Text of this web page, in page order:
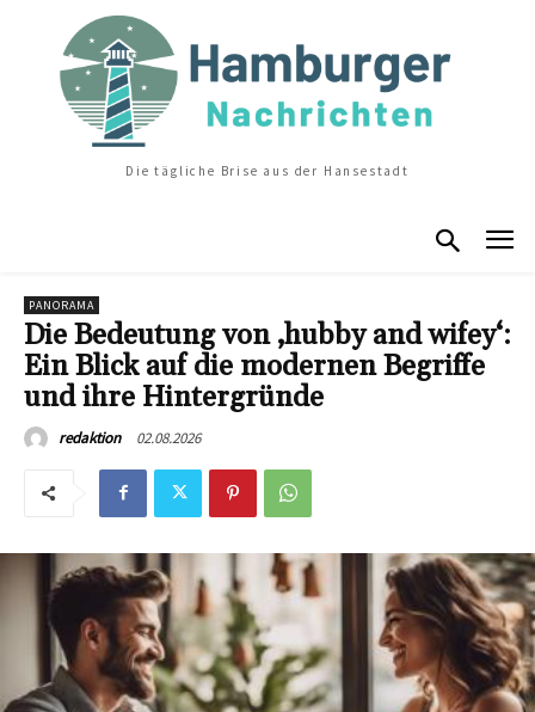
Die tägliche Brise aus der Hansestadt
PANORAMA
Die Bedeutung von ‚hubby and wifey‘:
Ein Blick auf die modernen Begriffe
und ihre Hintergründe
redaktion 02.08.2026